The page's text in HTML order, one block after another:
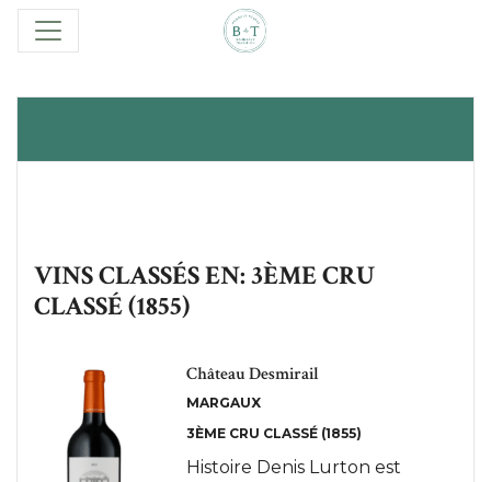
VINS CLASSÉS EN: 3ÈME CRU
CLASSÉ (1855)
Château Desmirail
MARGAUX
3ÈME CRU CLASSÉ (1855)
Histoire Denis Lurton est